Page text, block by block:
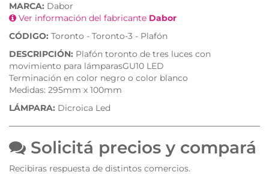
MARCA: Dabor
Ver información del fabricante Dabor
CÓDIGO: Toronto - Toronto-3 - Plafón
DESCRIPCIÓN: Plafón toronto de tres luces con
movimiento para lámparasGU10 LED
Terminación en color negro o color blanco
Medidas: 295mm x 100mm
LÁMPARA: Dicroica Led
Solicitá precios y compará
Recibiras respuesta de distintos comercios.